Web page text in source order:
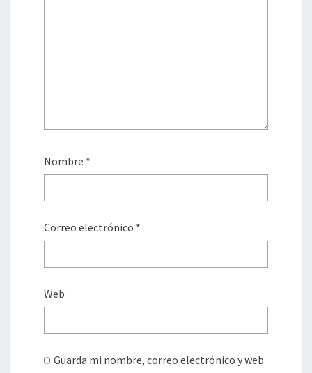
Nombre *
Correo electrónico *
Web
Guarda mi nombre, correo electrónico y web